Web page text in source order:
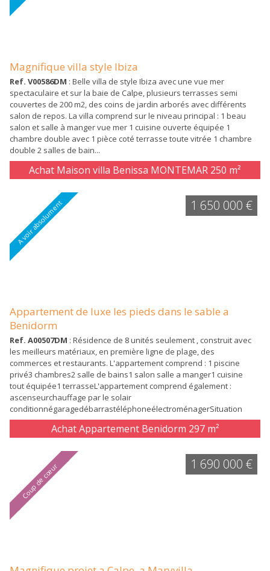
Magnifique villa style Ibiza
Ref. V00586DM : Belle villa de style Ibiza avec une vue mer
spectaculaire et sur la baie de Calpe, plusieurs terrasses semi
couvertes de 200 m2, des coins de jardin arborés avec différents
salon de repos. La villa comprend sur le niveau principal : 1 beau
salon et salle à manger vue mer 1 cuisine ouverte équipée 1
chambre double avec 1 pièce coté terrasse toute vitrée 1 chambre
double 2 salles de bain...
Achat Maison villa Benissa MONTEMAR 250 m²
A voir absolument
Appartement de luxe les pieds dans le sable a
Benidorm
Ref. A00507DM : Résidence de 8 unités seulement , construit avec
les meilleurs matériaux, en première ligne de plage, des
commerces et restaurants. L'appartement comprend : 1 piscine
privé3 chambres2 salle de bains1 salon salle a manger1 cuisine
tout équipée1 terrasseL'appartement comprend également :
ascenseurchauffage par le solair
conditionnégaragedébarrastéléphoneélectroménagerSituation
SUDlivré en...
Achat Appartement Benidorm 297 m²
1 650 000 €
Coup de cœur 1 690 000 €